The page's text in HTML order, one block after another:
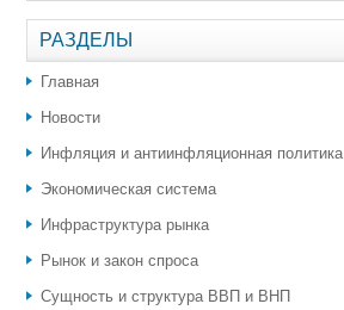
РАЗДЕЛЫ
Главная
Новости
Инфляция и антиинфляционная политика
Экономическая система
Инфраструктура рынка
Рынок и закон спроса
Сущность и структура ВВП и ВНП